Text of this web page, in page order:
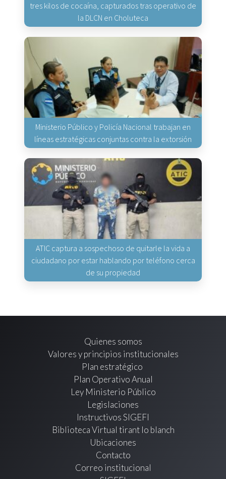
tres kilos de cocaína, capturados tras operativo de
la DLCN en Choluteca
Ministerio Público y Policía Nacional trabajan en
líneas estratégicas conjuntas contra la extorsión
ATIC captura a sospechoso de quitarle la vida a
ciudadano por estar hablando por teléfono cerca
de su propiedad
Quienes somos
Valores y principios institucionales
Plan estratégico
Plan Operativo Anual
Ley Ministerio Público
Legislaciones
Instructivos SIGEFI
Biblioteca Virtual tirant lo blanch
Ubicaciones
Contacto
Correo institucional